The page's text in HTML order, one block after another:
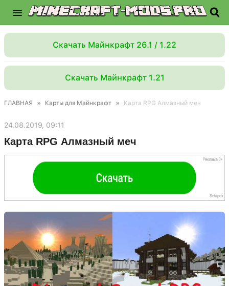
Скачать Майнкрафт 26.1 / 1.22
Скачать Майнкрафт 1.21
ГЛАВНАЯ » Карты для Майнкрафт » Карта RPG Алмазный меч
24.08.2019, 09:11
Карта RPG Алмазный меч